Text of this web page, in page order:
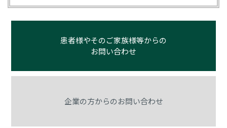
患者様やそのご家族様等からの
お問い合わせ
企業の方からのお問い合わせ